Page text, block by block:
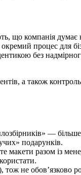
що компанія
процес для
без
а також контроль
— більше
подарунків.
макети разом із
тож не обов’язково